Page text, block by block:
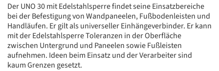
Der UNO 30 mit Edelstahlsperre findet seine Einsatzbereiche
bei der Befestigung von Wandpaneelen, Fußbodenleisten und
Handläufen. Er gilt als universeller Einhängeverbinder. Er kann
mit der Edelstahlsperre Toleranzen in der Oberfläche
zwischen Untergrund und Paneelen sowie Fußleisten
aufnehmen. Ideen beim Einsatz und der Verarbeiter sind
kaum Grenzen gesetzt.